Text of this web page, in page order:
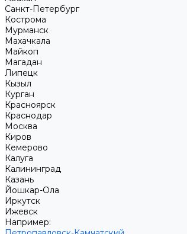
Санкт-Петербург
Кострома
Мурманск
Махачкала
Майкоп
Магадан
Липецк
Кызыл
Курган
Красноярск
Краснодар
Москва
Киров
Кемерово
Калуга
Калининград
Казань
Йошкар-Ола
Иркутск
Ижевск
Например: